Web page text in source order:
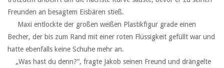
Freunden an besagtem Eisbären stieß.
Becher, der bis zum Rand mit einer roten Flüssigkeit gefüllt war und
hatte ebenfalls keine Schuhe mehr an.